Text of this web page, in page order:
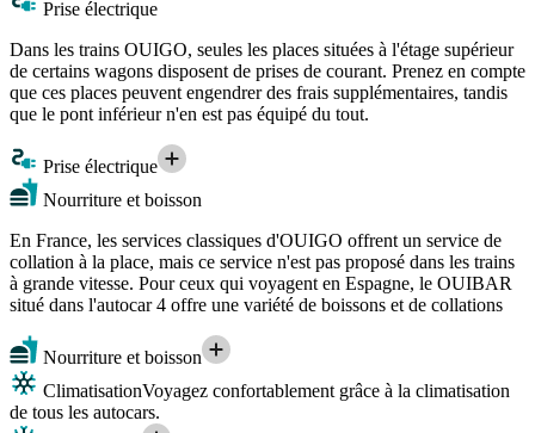
Prise électrique
Dans les trains OUIGO, seules les places situées à l'étage supérieur
de certains wagons disposent de prises de courant. Prenez en compte
que ces places peuvent engendrer des frais supplémentaires, tandis
que le pont inférieur n'en est pas équipé du tout.
Prise électrique
Nourriture et boisson
En France, les services classiques d'OUIGO offrent un service de
collation à la place, mais ce service n'est pas proposé dans les trains
à grande vitesse. Pour ceux qui voyagent en Espagne, le OUIBAR
situé dans l'autocar 4 offre une variété de boissons et de collations
Nourriture et boisson
ClimatisationVoyagez confortablement grâce à la climatisation
de tous les autocars.